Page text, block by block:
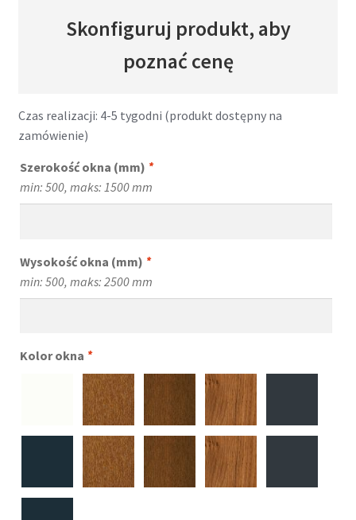
Skonfiguruj produkt, aby
poznać cenę
Czas realizacji: 4-5 tygodni (produkt dostępny na
zamówienie)
Szerokość okna (mm) *
min: 500, maks: 1500 mm
Wysokość okna (mm) *
min: 500, maks: 2500 mm
Kolor okna *